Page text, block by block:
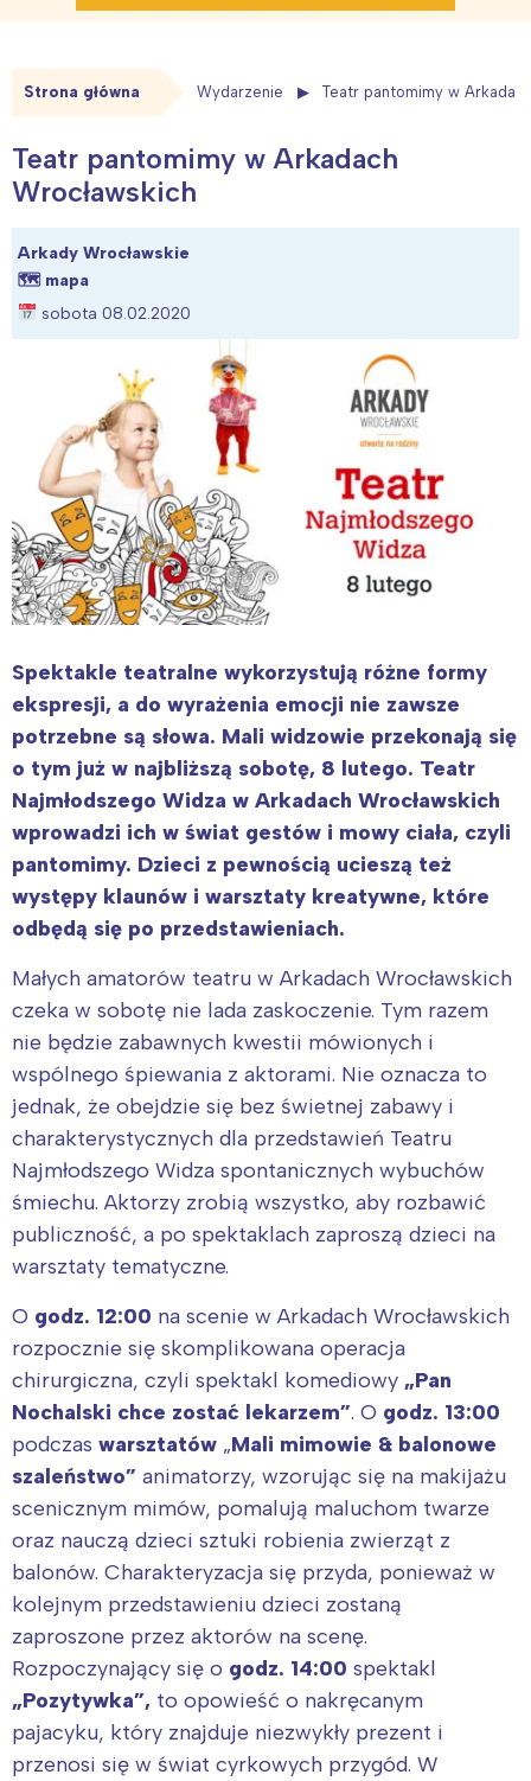
Strona główna Wydarzenie Teatr pantomimy w
Teatr pantomimy w Arkadach
Wrocławskich
Arkady Wrocławskie
🗺 mapa
sobota 08.02.2020
Spektakle teatralne wykorzystują różne formy
ekspresji, a do wyrażenia emocji nie zawsze
potrzebne są słowa. Mali widzowie przekonają się
o tym już w najbliższą sobotę, 8 lutego. Teatr
Najmłodszego Widza w Arkadach Wrocławskich
wprowadzi ich w świat gestów i mowy ciała, czyli
pantomimy. Dzieci z pewnością ucieszą też
występy klaunów i warsztaty kreatywne, które
odbędą się po przedstawieniach.
Małych amatorów teatru w Arkadach Wrocławskich
czeka w sobotę nie lada zaskoczenie. Tym razem
nie będzie zabawnych kwestii mówionych i
wspólnego śpiewania z aktorami. Nie oznacza to
jednak, że obejdzie się bez świetnej zabawy i
charakterystycznych dla przedstawień Teatru
Najmłodszego Widza spontanicznych wybuchów
śmiechu. Aktorzy zrobią wszystko, aby rozbawić
publiczność, a po spektaklach zaproszą dzieci na
warsztaty tematyczne.
O godz. 12:00 na scenie w Arkadach Wrocławskich
rozpocznie się skomplikowana operacja
chirurgiczna, czyli spektakl komediowy „Pan
Nochalski chce zostać lekarzem”. O godz. 13:00
podczas warsztatów „Mali mimowie & balonowe
szaleństwo” animatorzy, wzorując się na makijażu
scenicznym mimów, pomalują maluchom twarze
oraz nauczą dzieci sztuki robienia zwierząt z
balonów. Charakteryzacja się przyda, ponieważ w
kolejnym przedstawieniu dzieci zostaną
zaproszone przez aktorów na scenę.
Rozpoczynający się o godz. 14:00 spektakl
„Pozytywka”, to opowieść o nakręcanym
pajacyku, który znajduje niezwykły prezent i
przenosi się w świat cyrkowych przygód. W